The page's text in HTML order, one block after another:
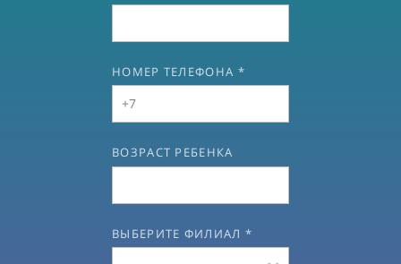
НОМЕР ТЕЛЕФОНА *
ВОЗРАСТ РЕБЕНКА
ВЫБЕРИТЕ ФИЛИАЛ *